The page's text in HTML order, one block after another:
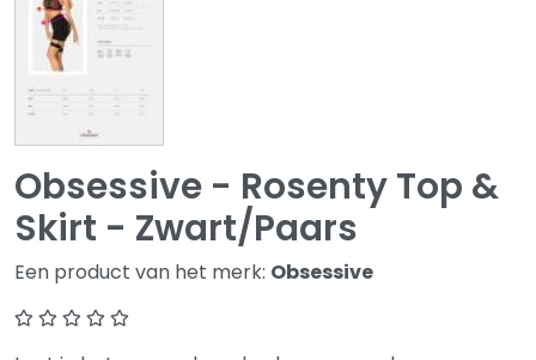
Obsessive - Rosenty Top &
Skirt - Zwart/Paars
Een product van het merk: Obsessive